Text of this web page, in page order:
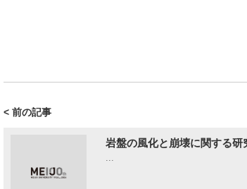
< 前の記事
岩盤の風化と崩壊に関する研
...